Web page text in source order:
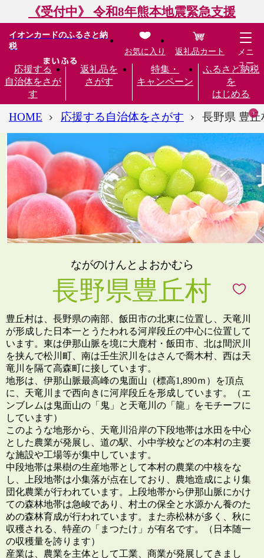
《受付中》 令和8年熊本地震緊急支援
イオンカードのふるさと納
税
応援する
自治体をさが
す
返礼品を
さがす
特集・
キャンペーン
ふるさと納税
を
はじめる
お気に入り 返礼品カート
メニ
ュー
HOME 応援する自治体をさがす 長野県 豊丘
ながのけんとよおかむら
長野県豊丘村
豊丘村は、長野県の南部、飯田市の北東に位置し、天竜川
が形成した日本一とうたわれる河岸段丘の中心に位置して
います。東は伊那山脈を境に大鹿村・飯田市、北は間沢川
を挟んで松川町、南は壬生沢川をはさんで喬木村、西は天
竜川を隔て高森町に接しています。
地形は、伊那山脈最高峰の鬼面山（標高1,890ｍ）を頂点
に、天竜川まで西向きに河岸段丘を形成しています。（エ
ンブレムは鬼面山の「鬼」と天竜川の「龍」をモチーフに
しています）
このような地形から、天竜川沿岸の下段地帯は水田を中心
とした農業が発展し、道の駅、小中学校などの本村の主要
な施設や工場等が集中しています。
中段地帯は果樹の生産地帯として本村の農業の中核をな
し、上段地帯は小集落が点在しており、農地造成により集
団化農業が行われています。上段地帯から伊那山脈にかけ
ての森林地帯は急峻であり、村土の保全と水源かん養のた
めの森林育成が行われています。また赤松林が多く、秋に
収穫される、特産の「まつたけ」が有名です。（日本随一
の収穫量を誇ります）
産業は、農業を主体として工業、商業が発展してきまし